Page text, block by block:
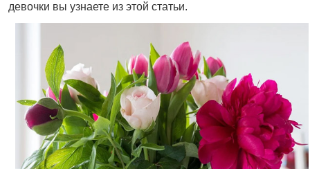
девочки вы узнаете из этой статьи.